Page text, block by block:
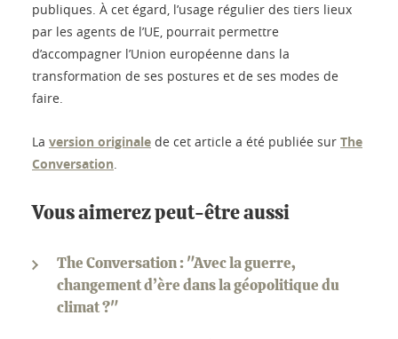
publiques. À cet égard, l’usage régulier des tiers lieux
par les agents de l’UE, pourrait permettre
d’accompagner l’Union européenne dans la
transformation de ses postures et de ses modes de
faire.
La version originale de cet article a été publiée sur The
Conversation.
Vous aimerez peut-être aussi
The Conversation : "Avec la guerre,
changement d’ère dans la géopolitique du
climat ?"